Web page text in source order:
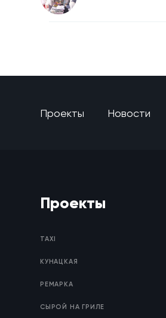
Проекты Новости
Проекты
TAXI
КУНАЦКАЯ
РЕМАРКА
СЫРОЙ НА ГРИЛЕ